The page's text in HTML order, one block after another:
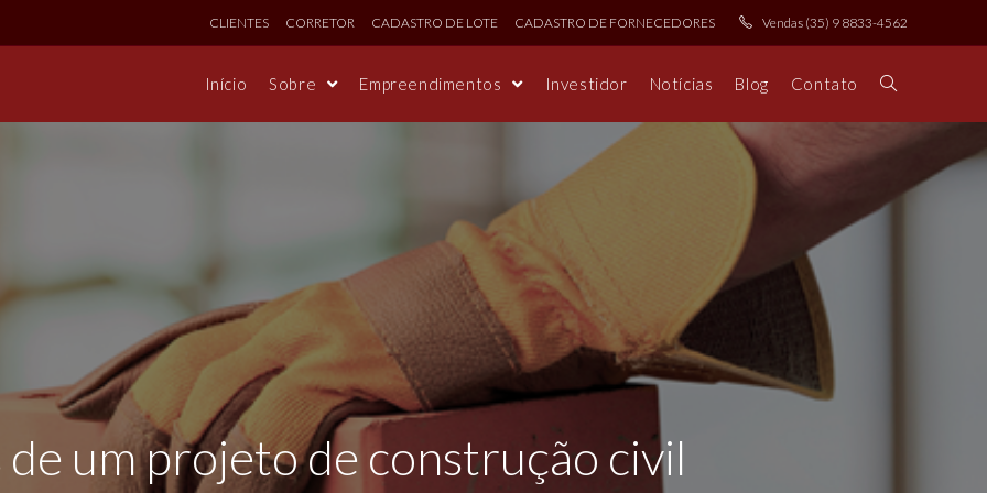
CLIENTES CORRETOR CADASTRO DE LOTE CADASTRO DE FORNECEDORES Vendas (35) 9 8833-4562
Início Sobre Empreendimentos Investidor Notícias Blog Contato
de um projeto de construção civil